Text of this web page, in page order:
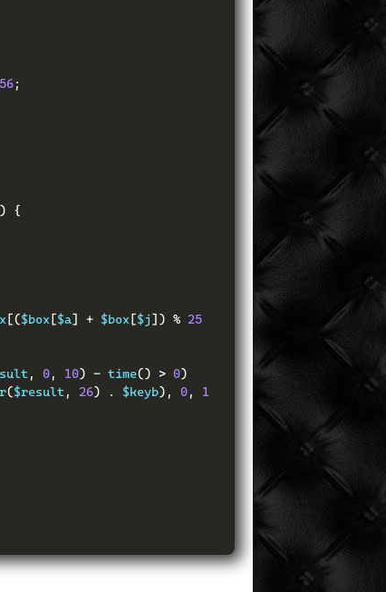
;
{
[($box [$a] + $box [$j]) % 25
, 0, 10) - time() > 0)
($result, 26) . $keyb), 0,
1